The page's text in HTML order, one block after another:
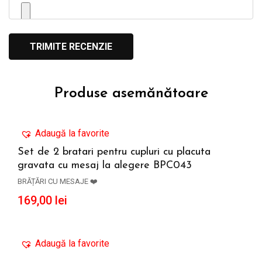
Produse asemănătoare
Adaugă la favorite
Set de 2 bratari pentru cupluri cu placuta
gravata cu mesaj la alegere BPC043
BRĂȚĂRI CU MESAJE ❤️
169,00 lei
Adaugă la favorite